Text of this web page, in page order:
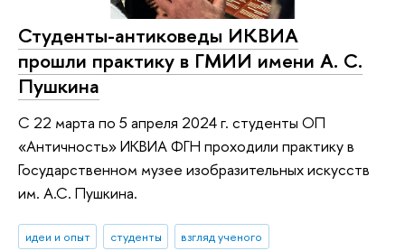
Студенты-антиковеды ИКВИА
прошли практику в ГМИИ имени А. С.
Пушкина
С 22 марта по 5 апреля 2024 г. студенты ОП
«Античность» ИКВИА ФГН проходили практику в
Государственном музее изобразительных искусств
им. А.С. Пушкина.
идеи и опыт студенты взгляд ученого